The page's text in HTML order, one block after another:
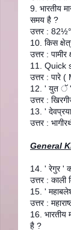
9. भारतीय
समय है ?
उत्तर :
10. किस
उत्तर : पामीर
11. Quick
उत्तर : पारे
12. ' युत ॅ '
उत्तर :
13. '
उत्तर :
General
14. ' रेगुर '
उत्तर : काली
15. '
उत्तर :
16.
है ?